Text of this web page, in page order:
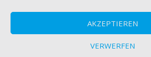
AKZEPTIEREN
VERWERFEN